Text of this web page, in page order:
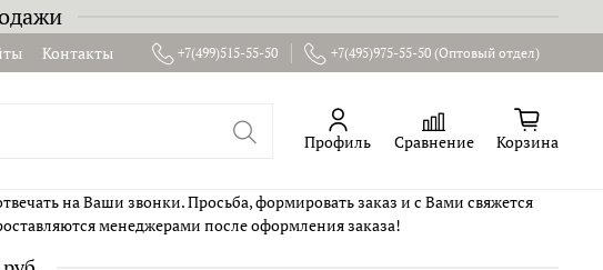
Контакты +7(499)515-55-50 +7(495)975-55-50 (Оптовый отдел)
Профиль Сравнение Корзина
на Ваши звонки. Просьба, формировать заказ и с Вами свяжется
менеджерами после оформления заказа!